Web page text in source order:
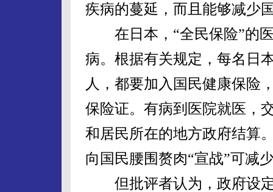
疾病的蔓延，而且能够减少
在日本，“全民保险”的医
病。根据有关规定，每名日
人，都要加入国民健康保险
保险证。有病到医院就医，
和居民所在的地方政府结算
向国民腰围赘肉“宣战”可减
但批评者认为，政府设定